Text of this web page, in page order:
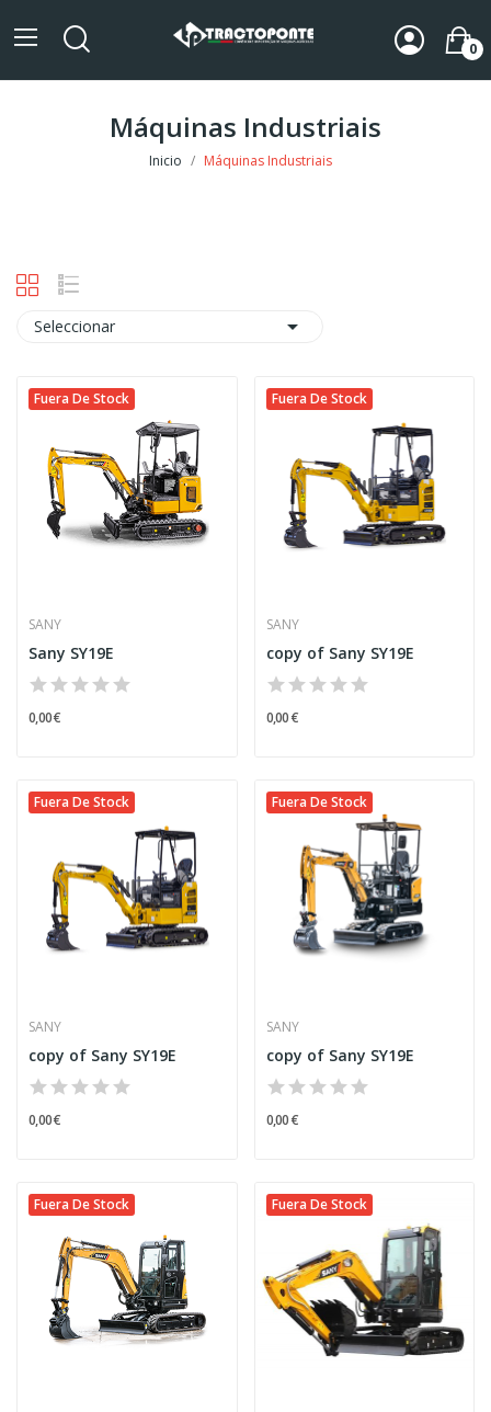
0
Máquinas Industriais
Inicio Máquinas Industriais
Seleccionar 
Fuera De Stock
SANY
Sany SY19E
0,00 €
Fuera De Stock
SANY
copy of Sany SY19E
0,00 €
Fuera De Stock
SANY
copy of Sany SY19E
0,00 €
Fuera De Stock
SANY
copy of Sany SY19E
0,00 €
Fuera De Stock Fuera De Stock